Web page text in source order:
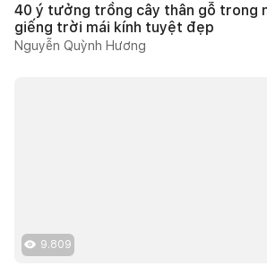
40 ý tưởng trồng cây thân gỗ trong
giếng trời mái kính tuyệt đẹp
Nguyễn Quỳnh Hương
9.809